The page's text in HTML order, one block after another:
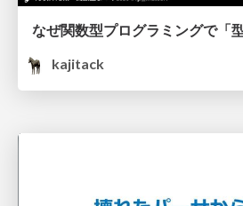
kajitack